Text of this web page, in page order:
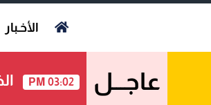
الأخـبار
عاجـــل 03:02 PM